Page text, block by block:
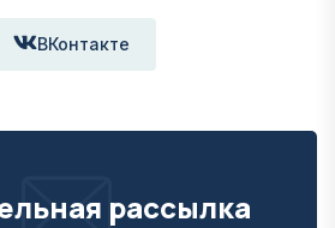
ВКонтакте
рассылка